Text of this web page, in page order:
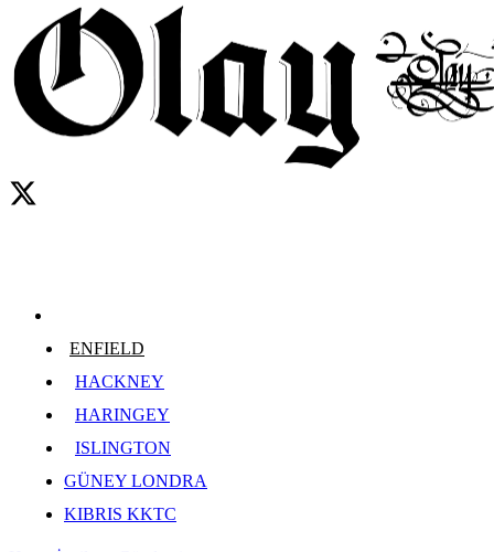
ENFIELD
HACKNEY
HARINGEY
ISLINGTON
GÜNEY LONDRA
KIBRIS KKTC